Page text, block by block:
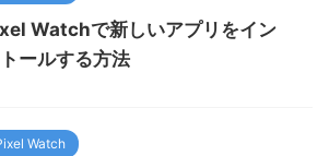
Watchで新しいアプリをイン
ールする方法
Watch